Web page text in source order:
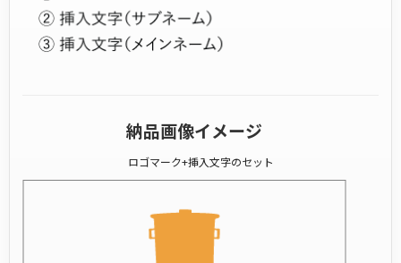
納品画像イメージ
ロゴマーク+挿入文字のセット